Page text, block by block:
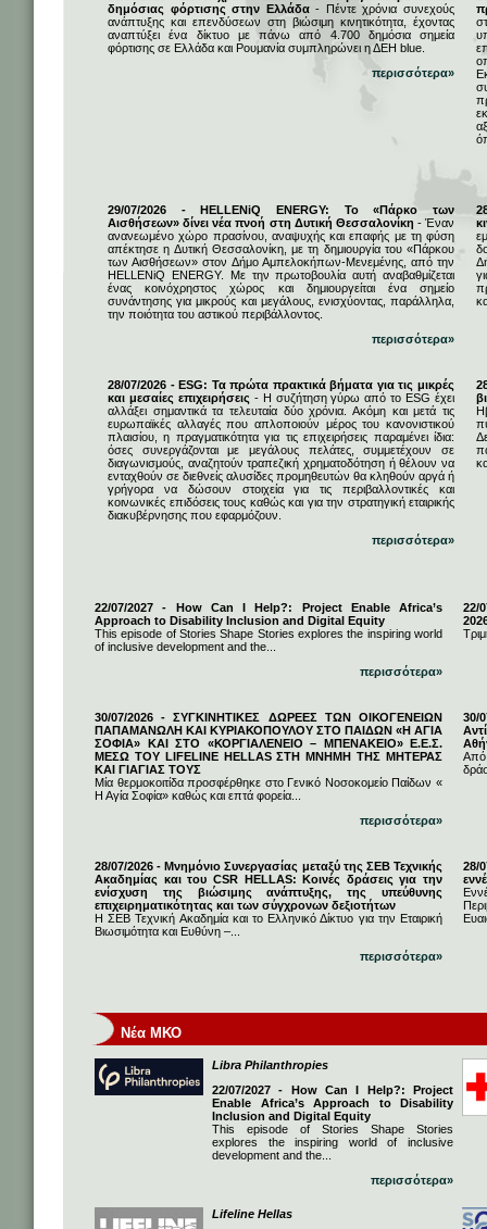
δημόσιας φόρτισης στην Ελλάδα- Πέντε χρόνια συνεχούς
ανάπτυξης και επενδύσεων στη βιώσιμη κινητικότητα, έχοντας
αναπτύξει ένα δίκτυο με πάνω από 4.700 δημόσια σημεία
φόρτισης σε Ελλάδα και Ρουμανία συμπληρώνει η ΔΕΗ blue.
περισσότερα»
29/07/2026 - HELLENiQ ENERGY: Το «Πάρκο των
Αισθήσεων» δίνει νέα πνοή στη Δυτική Θεσσαλονίκη - Έναν
ανανεωμένο χώρο πρασίνου, αναψυχής και επαφής με τη φύση
απέκτησε η Δυτική Θεσσαλονίκη, με τη δημιουργία του «Πάρκου
των Αισθήσεων» στον Δήμο Αμπελοκήπων-Μενεμένης, από την
HELLENiQ ENERGY. Με την πρωτοβουλία αυτή αναβαθμίζεται
ένας κοινόχρηστος χώρος και δημιουργείται ένα σημείο
συνάντησης για μικρούς και μεγάλους, ενισχύοντας, παράλληλα,
την ποιότητα του αστικού περιβάλλοντος.
περισσότερα»
28/07/2026 - ESG: Τα πρώτα πρακτικά βήματα για τις μικρές
και μεσαίες επιχειρήσεις - Η συζήτηση γύρω από το ESG έχει
αλλάξει σημαντικά τα τελευταία δύο χρόνια. Ακόμη και μετά τις
ευρωπαϊκές αλλαγές που απλοποιούν μέρος του κανονιστικού
πλαισίου, η πραγματικότητα για τις επιχειρήσεις παραμένει ίδια:
όσες συνεργάζονται με μεγάλους πελάτες, συμμετέχουν σε
διαγωνισμούς, αναζητούν τραπεζική χρηματοδότηση ή θέλουν να
ενταχθούν σε διεθνείς αλυσίδες προμηθευτών θα κληθούν αργά ή
γρήγορα να δώσουν στοιχεία για τις περιβαλλοντικές και
κοινωνικές επιδόσεις τους καθώς και για την στρατηγική εταιρικής
διακυβέρνησης που εφαρμόζουν.
περισσότερα»
22/07/2027 - How Can I Help?: Project Enable Africa’s
Approach to Disability Inclusion and Digital Equity
This episode of Stories Shape Stories explores the inspiring world
of inclusive development and the...
περισσότερα»
22/
30/07/2026 - ΣΥΓΚΙΝΗΤΙΚΕΣ ΔΩΡΕΕΣ ΤΩΝ ΟΙΚΟΓΕΝΕΙΩΝ
ΠΑΠΑΜΑΝΩΛΗ ΚΑΙ ΚΥΡΙΑΚΟΠΟΥΛΟΥ ΣΤΟ ΠΑΙΔΩΝ «Η ΑΓΙΑ
ΣΟΦΙΑ» ΚΑΙ ΣΤΟ «ΚΟΡΓΙΑΛΕΝΕΙΟ – ΜΠΕΝΑΚΕΙΟ» Ε.Ε.Σ.
ΜΕΣΩ ΤΟΥ LIFELINE HELLAS ΣΤΗ ΜΝΗΜΗ ΤΗΣ ΜΗΤΕΡΑΣ
ΚΑΙ ΓΙΑΓΙΑΣ ΤΟΥΣ
Μία θερμοκοιτίδα προσφέρθηκε στο Γενικό Νοσοκομείο Παίδων «
Η Αγία Σοφία» καθώς και επτά φορεία...
περισσότερα»
30/
Από
28/07/2026 - Μνημόνιο Συνεργασίας μεταξύ της ΣΕΒ Τεχνικής
Ακαδημίας και του CSR HELLAS: Κοινές δράσεις για την
ενίσχυση της βιώσιμης ανάπτυξης, της υπεύθυνης
επιχειρηματικότητας και των σύγχρονων δεξιοτήτων
Η ΣΕΒ Τεχνική Ακαδημία και το Ελληνικό Δίκτυο για την Εταιρική
Βιωσιμότητα και Ευθύνη –...
περισσότερα»
28/
Νέα ΜΚΟ
Libra Philanthropies
22/07/2027 - How Can I Help?: Project
Enable Africa’s Approach to Disability
Inclusion and Digital Equity
This episode of Stories Shape Stories
explores the inspiring world of inclusive
development and the...
περισσότερα»
Lifeline Hellas